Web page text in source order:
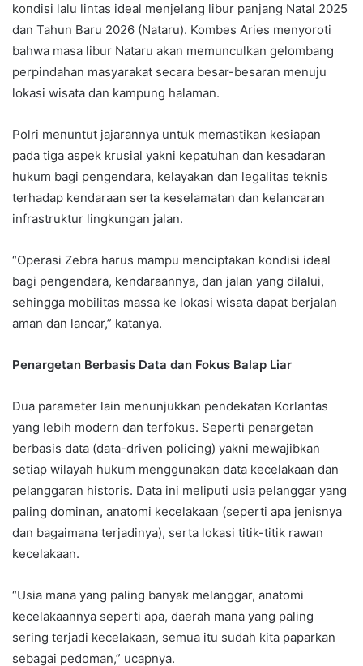
kondisi lalu lintas ideal menjelang libur panjang Natal 2025
dan Tahun Baru 2026 (Nataru). Kombes Aries menyoroti
bahwa masa libur Nataru akan memunculkan gelombang
perpindahan masyarakat secara besar-besaran menuju
lokasi wisata dan kampung halaman.
Polri menuntut jajarannya untuk memastikan kesiapan
pada tiga aspek krusial yakni kepatuhan dan kesadaran
hukum bagi pengendara, kelayakan dan legalitas teknis
terhadap kendaraan serta keselamatan dan kelancaran
infrastruktur lingkungan jalan.
“Operasi Zebra harus mampu menciptakan kondisi ideal
bagi pengendara, kendaraannya, dan jalan yang dilalui,
sehingga mobilitas massa ke lokasi wisata dapat berjalan
aman dan lancar,” katanya.
Penargetan Berbasis Data dan Fokus Balap Liar
Dua parameter lain menunjukkan pendekatan Korlantas
yang lebih modern dan terfokus. Seperti penargetan
berbasis data (data-driven policing) yakni mewajibkan
setiap wilayah hukum menggunakan data kecelakaan dan
pelanggaran historis. Data ini meliputi usia pelanggar yang
paling dominan, anatomi kecelakaan (seperti apa jenisnya
dan bagaimana terjadinya), serta lokasi titik-titik rawan
kecelakaan.
“Usia mana yang paling banyak melanggar, anatomi
kecelakaannya seperti apa, daerah mana yang paling
sering terjadi kecelakaan, semua itu sudah kita paparkan
sebagai pedoman,” ucapnya.